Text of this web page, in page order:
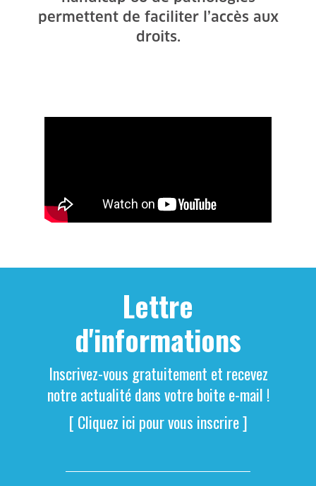
permettent de faciliter l’accès aux
droits.
Lettre
d'informations
Inscrivez-vous gratuitement et recevez
notre actualité dans votre boite e-mail !
[ Cliquez ici pour vous inscrire ]